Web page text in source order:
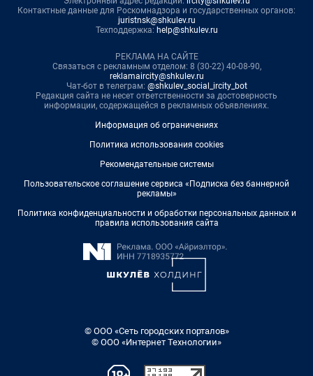
Контактные данные для Роскомнадзора и государственных органов:
juristnsk@shkulev.ru
Техподдержка: help@shkulev.ru
РЕКЛАМА НА САЙТЕ
Связаться с рекламным отделом: 8 (30-22) 40-08-90,
reklamaircity@shkulev.ru
Чат-бот в телеграм: @shkulev_social_ircity_bot
Редакция сайта не несет ответственности за достоверность
информации, содержащейся в рекламных объявлениях.
Информация об ограничениях
Политика использования cookies
Рекомендательные системы
Пользовательское соглашение сервиса «Подписка без баннерной
рекламы»
Политика конфиденциальности и обработки персональных данных и
правила использования сайта
© ООО «Сеть городских порталов»
© ООО «Интернет Технологии»